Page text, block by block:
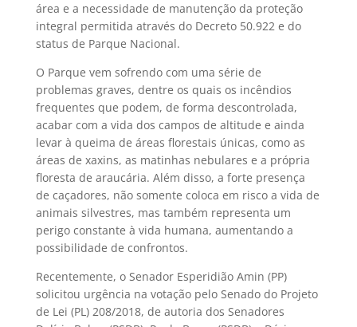
área e a necessidade de manutenção da proteção
integral permitida através do Decreto 50.922 e do
status de Parque Nacional.
O Parque vem sofrendo com uma série de
problemas graves, dentre os quais os incêndios
frequentes que podem, de forma descontrolada,
acabar com a vida dos campos de altitude e ainda
levar à queima de áreas florestais únicas, como as
áreas de xaxins, as matinhas nebulares e a própria
floresta de araucária. Além disso, a forte presença
de caçadores, não somente coloca em risco a vida de
animais silvestres, mas também representa um
perigo constante à vida humana, aumentando a
possibilidade de confrontos.
Recentemente, o Senador Esperidião Amin (PP)
solicitou urgência na votação pelo Senado do Projeto
de Lei (PL) 208/2018, de autoria dos Senadores